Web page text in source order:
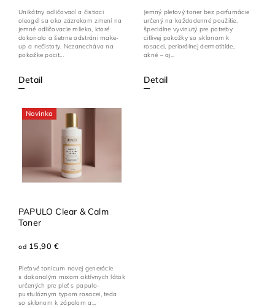
Detail
Unikátny odličovací a čistiaci
oleogél sa ako zázrakom zmení na
jemné odličovacie mlieko, ktoré
dokonalo a šetrne odstráni make-
up a nečistoty. Nezanecháva na
pokožke pocit...
Detail
Jemný pleťový toner bez parfumácie
určený na každodenné použitie,
špeciálne vyvinutý pre potreby
citlivej pokožky so sklonom k
rosacei, periorálnej dermatitíde,
akné – aj...
Novinka
PAPULO Clear & Calm
Toner
od 15,90 €
Pleťové tonicum novej generácie
s dokonalým mixom aktívnych látok
určených pre pleť s papulo-
pustulóznym typom rosacei, teda
so sklonom k zápalom a...